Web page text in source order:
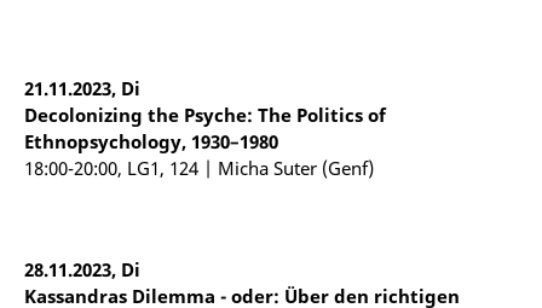
21.11.2023, Di
Decolonizing the Psyche: The Politics of
Ethnopsychology, 1930–1980
18:00-20:00, LG1, 124 | Micha Suter (Genf)
28.11.2023, Di
Kassandras Dilemma - oder: Über den richtigen